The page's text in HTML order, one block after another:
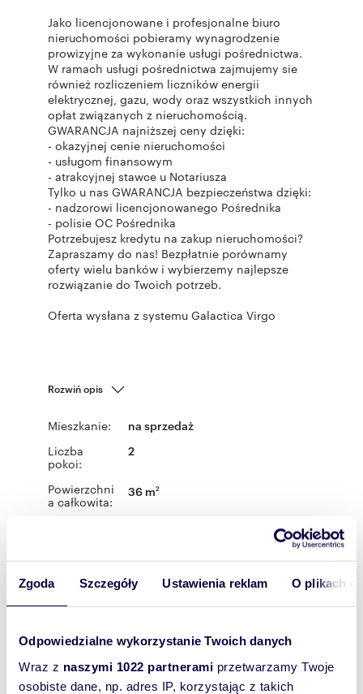
Zgoda Szczegóły Ustawienia reklam O plikach
Odpowiedzialne wykorzystanie Twoich danych
Wraz z naszymi 1022 partnerami przetwarzamy Twoje
osobiste dane, np. adres IP, korzystając z takich
Jako licencjonowane i profesjonalne biuro
nieruchomości pobieramy wynagrodzenie
prowizyjne za wykonanie usługi pośrednictwa.
W ramach usługi pośrednictwa zajmujemy sie
również rozliczeniem liczników energii
elektrycznej, gazu, wody oraz wszystkich innych
opłat związanych z nieruchomością.
GWARANCJA najniższej ceny dzięki:
- okazyjnej cenie nieruchomości
- usługom finansowym
- atrakcyjnej stawce u Notariusza
Tylko u nas GWARANCJA bezpieczeństwa dzięki:
- nadzorowi licencjonowanego Pośrednika
- polisie OC Pośrednika
Potrzebujesz kredytu na zakup nieruchomości?
Zapraszamy do nas! Bezpłatnie porównamy
oferty wielu banków i wybierzemy najlepsze
rozwiązanie do Twoich potrzeb.
Oferta wysłana z systemu Galactica Virgo
Rozwiń opis
Mieszkanie: na sprzedaż
Liczba
pokoi:
2
Powierzchni
a całkowita:
36 m2
powiat:
Białystok
Żubrów
Podobne oferty w tej lokalizacji